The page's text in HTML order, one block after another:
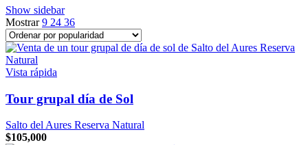
Show sidebar
Mostrar9 24 36
Vista rápida
Tour grupal día de Sol
Salto del Aures Reserva Natural
$105,000